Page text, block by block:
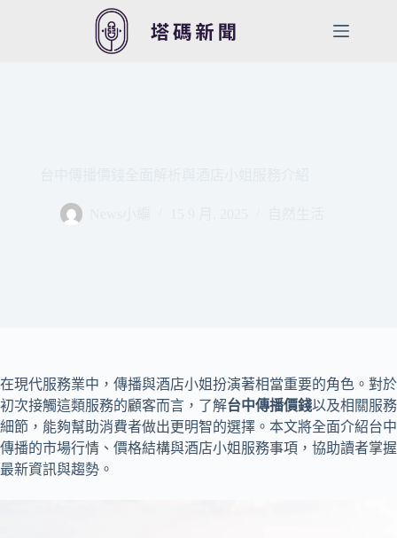
在現代服務業中，傳播與酒店小姐扮演著相當重要的角色。對於
初次接觸這類服務的顧客而言，了解台中傳播價錢以及相關服務
細節，能夠幫助消費者做出更明智的選擇。本文將全面介紹台中
傳播的市場行情、價格結構與酒店小姐服務事項，協助讀者掌握
最新資訊與趨勢。